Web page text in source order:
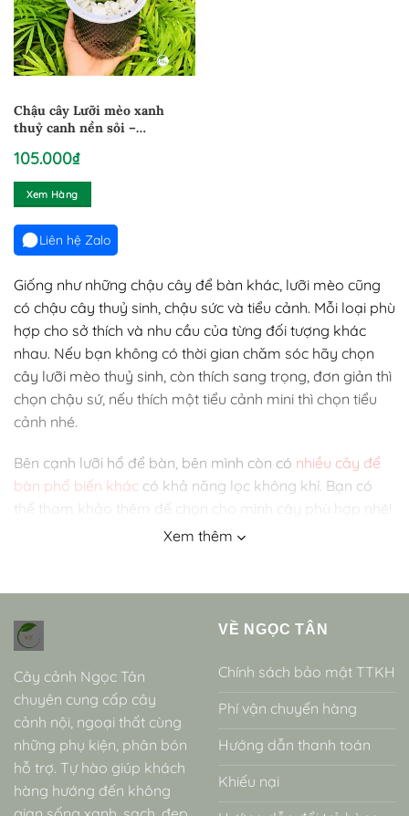
Chậu cây Lưỡi mèo xanh
thuỷ canh nền sỏi –
105.000₫
Xem Hàng
Liên hệ Zalo
Giống như những chậu cây để bàn khác, lưỡi mèo cũng
có chậu cây thuỷ sinh, chậu sức và tiểu cảnh. Mỗi loại phù
hợp cho sở thích và nhu cầu của từng đối tượng khác
nhau. Nếu bạn không có thời gian chăm sóc hãy chọn
cây lưỡi mèo thuỷ sinh, còn thích sang trọng, đơn giản thì
chọn chậu sứ, nếu thích một tiểu cảnh mini thì chọn tiểu
cảnh nhé.
Bên cạnh lưỡi hổ để bàn, bên mình còn có nhiều cây để
bàn phổ biến khác có khả năng lọc không khí. Bạn có
thể tham khảo thêm để chọn cho mình cây phù hợp nhé!
Giới thiệu về cây lưỡi mèo
“Cây Lưỡi Mèo” là tên gọi dân gian ở Việt Nam, thường
dùng để chỉ các giống Lưỡi Hổ lùn (các giống thuộc loài
Sansevieria trifasciata, đặc biệt là các cultivar lùn dạng
tổ chim như ‘Hahnii’). Các tên khác là Cây Lưỡi Mèo, Lưỡi
Hổ lùn, Lưỡi Hổ để bàn, Lưỡi Cọp lùn, tên tiếng Anh là
Bird’s Nest Sansevieria, Dwarf Snake Plant, tên khoa học
Xem thêm
Cây cảnh Ngọc Tân
chuyên cung cấp cây
cảnh nội, ngoại thất cùng
những phụ kiện, phân bón
hỗ trợ. Tự hào giúp khách
hàng hướng đến không
VỀ NGỌC TÂN
Chính sách bảo mật TTKH
Phí vận chuyển hàng
Hướng dẫn thanh toán
Khiếu nại